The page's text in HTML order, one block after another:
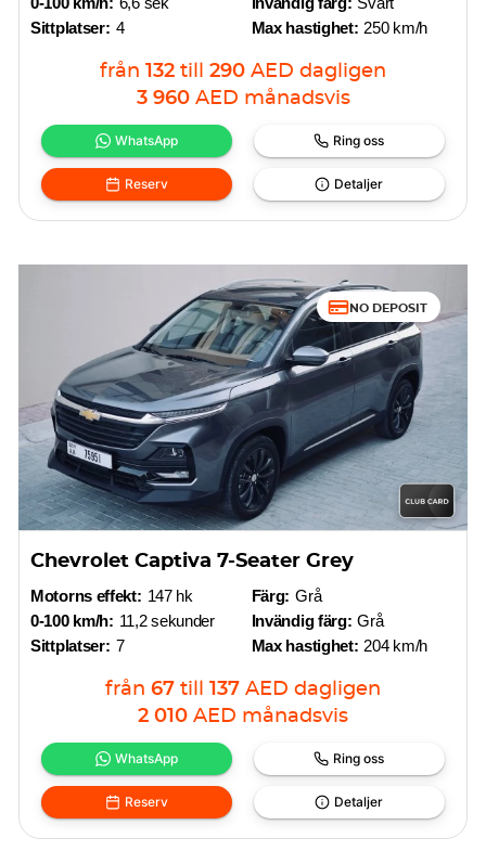
Sittplatser: 4
Max hastighet: 250 km/h
från 132 till 290 AED dagligen
3 960 AED månadsvis
WhatsApp Ring oss
Reserv Detaljer
NO DEPOSIT
Chevrolet Captiva 7-Seater Grey
Motorns effekt: 147 hk
0-100 km/h: 11,2 sekunder
Sittplatser: 7
Färg: Grå
Invändig färg: Grå
Max hastighet: 204 km/h
från 67 till 137 AED dagligen
2 010 AED månadsvis
WhatsApp Ring oss
Reserv Detaljer